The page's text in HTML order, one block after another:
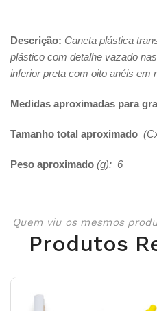
Descrição: Caneta plástica
plástico com detalhe vazado
inferior preta com oito anéis em
Medidas aproximadas para
Tamanho total aproximado
Peso aproximado (g): 6
Quem viu os mesmos
Produtos